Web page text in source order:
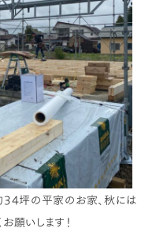
34坪の平家のお家、秋には
願いします！